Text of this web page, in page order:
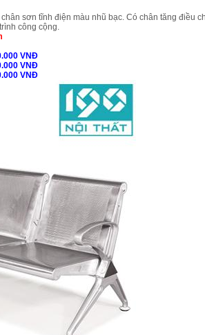
sơn tĩnh điện màu nhũ bạc. Có chân tăng điều
công cộng.
VNĐ
VNĐ
VNĐ